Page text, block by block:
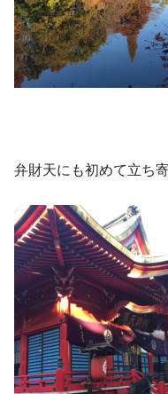
弁財天にも初めて立ち